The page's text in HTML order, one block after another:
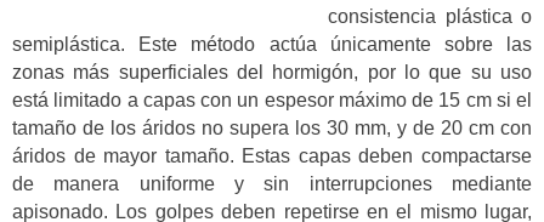
consistencia plástica o
semiplástica. Este método actúa únicamente sobre las
zonas más superficiales del hormigón, por lo que su uso
está limitado a capas con un espesor máximo de 15 cm si el
tamaño de los áridos no supera los 30 mm, y de 20 cm con
áridos de mayor tamaño. Estas capas deben compactarse
de manera uniforme y sin interrupciones mediante
apisonado. Los golpes deben repetirse en el mismo lugar,